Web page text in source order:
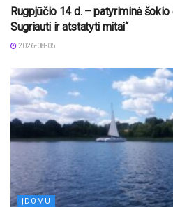
Rugpjūčio 14 d. – patyriminė šokio
Sugriauti ir atstatyti mitai“
2026-08-05
ĮDOMU